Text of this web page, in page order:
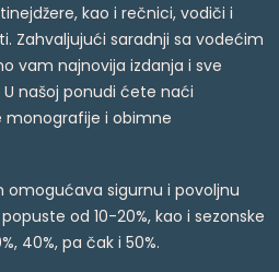
kao i rečnici, vodiči i
Zahvaljujući saradnji sa vodećim
vam najnovija izdanja i sve
našoj ponudi ćete naći
monografije i obimne
omogućava sigurnu i povoljnu
od 10-20%, kao i sezonske
40%, pa čak i 50%.